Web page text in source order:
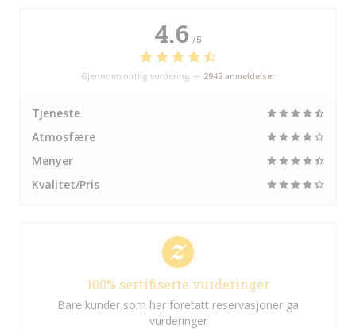
4.6 /5
Gjennomsnittlig vurdering — 2942 anmeldelser
Tjeneste
Atmosfære
Menyer
Kvalitet/Pris
100% sertifiserte vurderinger
Bare kunder som har foretatt reservasjoner ga
vurderinger